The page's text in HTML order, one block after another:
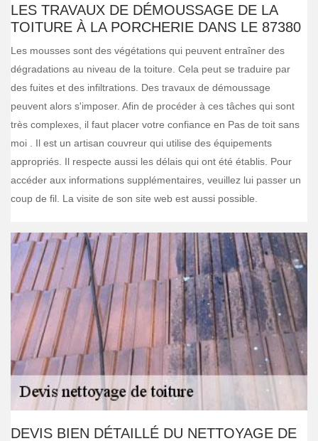
LES TRAVAUX DE DÉMOUSSAGE DE LA
TOITURE À LA PORCHERIE DANS LE 87380
Les mousses sont des végétations qui peuvent entraîner des
dégradations au niveau de la toiture. Cela peut se traduire par
des fuites et des infiltrations. Des travaux de démoussage
peuvent alors s'imposer. Afin de procéder à ces tâches qui sont
très complexes, il faut placer votre confiance en Pas de toit sans
moi . Il est un artisan couvreur qui utilise des équipements
appropriés. Il respecte aussi les délais qui ont été établis. Pour
accéder aux informations supplémentaires, veuillez lui passer un
coup de fil. La visite de son site web est aussi possible.
DEVIS BIEN DÉTAILLÉ DU NETTOYAGE DE